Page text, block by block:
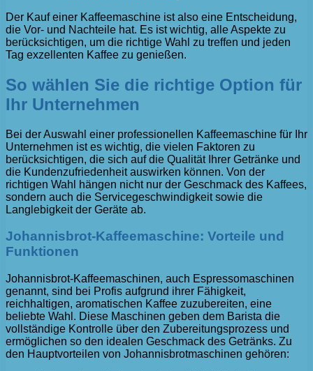
Der Kauf einer Kaffeemaschine ist also eine Entscheidung,
die Vor- und Nachteile hat. Es ist wichtig, alle Aspekte zu
berücksichtigen, um die richtige Wahl zu treffen und jeden
Tag exzellenten Kaffee zu genießen.
So wählen Sie die richtige Option für
Ihr Unternehmen
Bei der Auswahl einer professionellen Kaffeemaschine für Ihr
Unternehmen ist es wichtig, die vielen Faktoren zu
berücksichtigen, die sich auf die Qualität Ihrer Getränke und
die Kundenzufriedenheit auswirken können. Von der
richtigen Wahl hängen nicht nur der Geschmack des Kaffees,
sondern auch die Servicegeschwindigkeit sowie die
Langlebigkeit der Geräte ab.
Johannisbrot-Kaffeemaschine: Vorteile und
Funktionen
Johannisbrot-Kaffeemaschinen, auch Espressomaschinen
genannt, sind bei Profis aufgrund ihrer Fähigkeit,
reichhaltigen, aromatischen Kaffee zuzubereiten, eine
beliebte Wahl. Diese Maschinen geben dem Barista die
vollständige Kontrolle über den Zubereitungsprozess und
ermöglichen so den idealen Geschmack des Getränks. Zu
den Hauptvorteilen von Johannisbrotmaschinen gehören: